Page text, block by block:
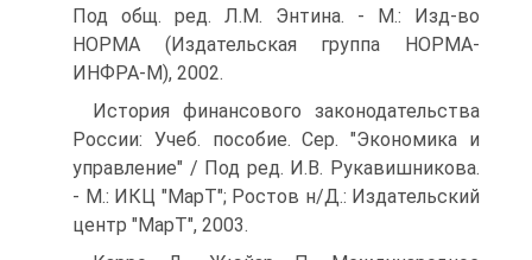
Под общ. ред. Л.М. Энтина. - М.: Изд-во
НОРМА (Издательская группа НОРМА-
ИНФРА-М), 2002.
История финансового законодательства
России: Учеб. пособие. Сер. "Экономика и
управление" / Под ред. И.В. Рукавишникова.
- М.: ИКЦ "МарТ"; Ростов н/Д.: Издательский
центр "МарТ", 2003.